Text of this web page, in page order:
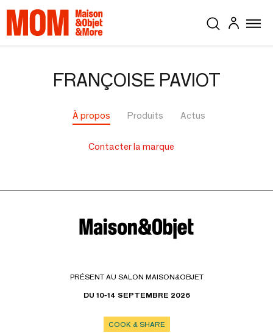
FRANÇOISE PAVIOT
À propos Produits Actus
Contacter la marque
PRÉSENT AU SALON MAISON&OBJET
DU 10-14 SEPTEMBRE 2026
COOK & SHARE